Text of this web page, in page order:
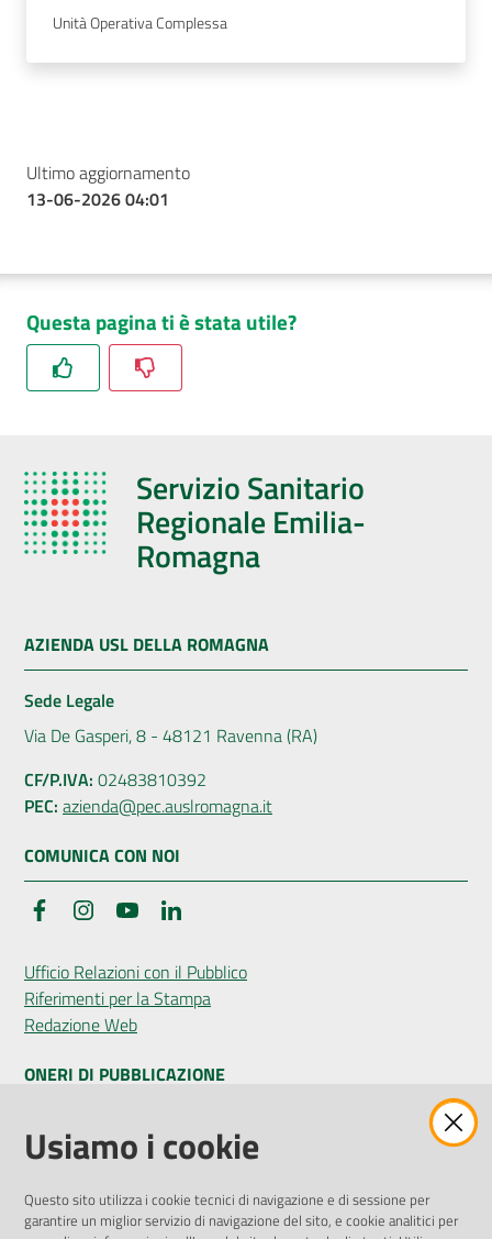
Unità Operativa Complessa
Ultimo aggiornamento
13-06-2026 04:01
Questa pagina ti è stata utile?
Servizio Sanitario
Regionale Emilia-
Romagna
AZIENDA USL DELLA ROMAGNA
Sede Legale
Via De Gasperi, 8 - 48121 Ravenna (RA)
CF/P.IVA: 02483810392
PEC: azienda@pec.auslromagna.it
COMUNICA CON NOI
FacebookInstagramYouTube
Ufficio Relazioni con il Pubblico
Riferimenti per la Stampa
Redazione Web
ONERI DI PUBBLICAZIONE
Amministrazione Trasparente
Pubblicità legale
Privacy Policy
Usiamo i cookie
Questo sito utilizza i cookie tecnici di navigazione e di sessione per
garantire un miglior servizio di navigazione del sito, e cookie analitici per